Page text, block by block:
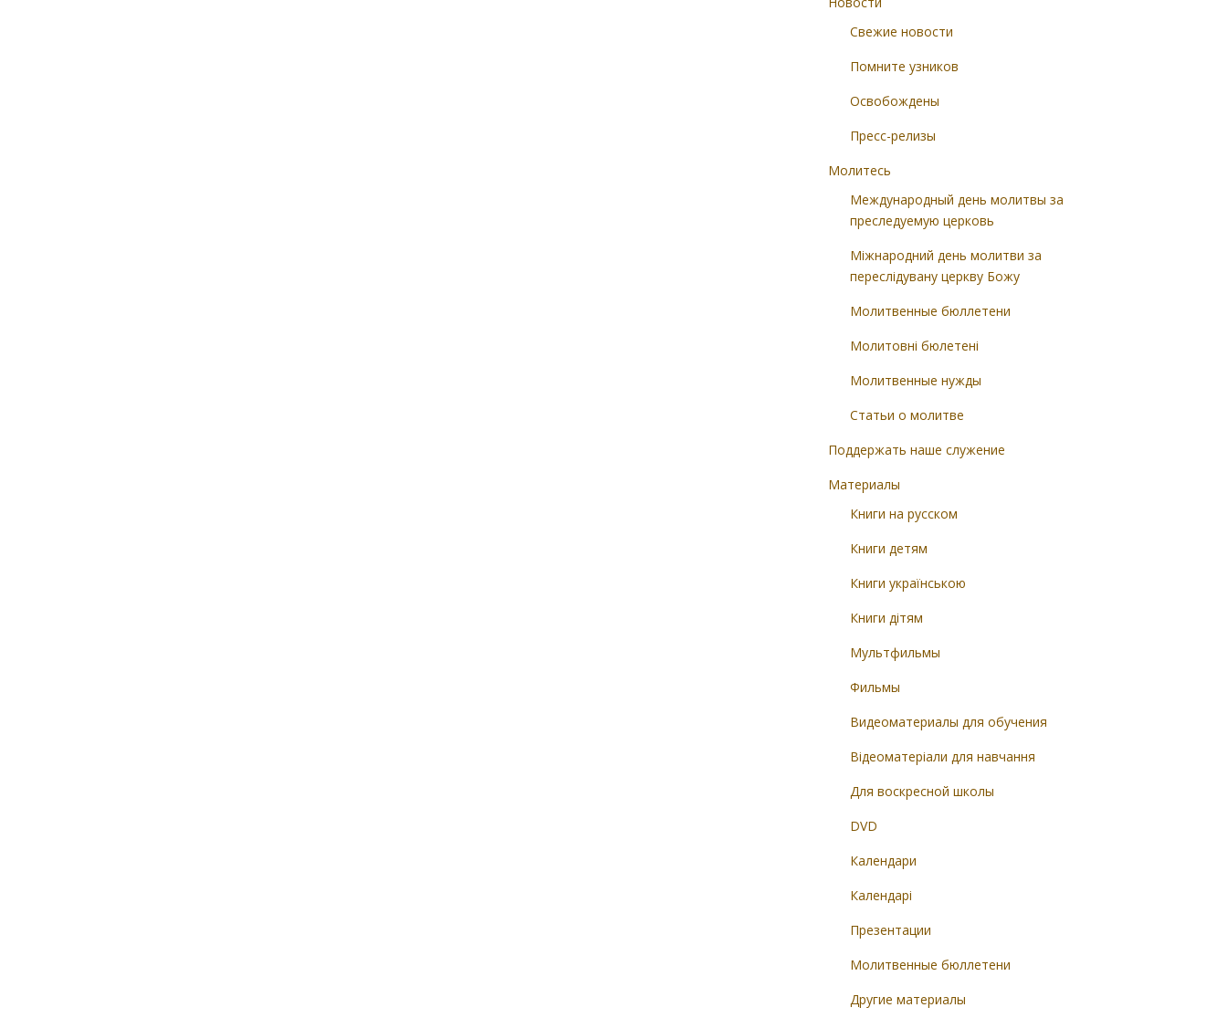
Свежие новости
Помните узников
Освобождены
Пресс-релизы
Молитесь
Международный день молитвы за
преследуемую церковь
Міжнародний день молитви за
переслідувану церкву Божу
Молитвенные бюллетени
Молитовні бюлетені
Молитвенные нужды
Статьи о молитве
Поддержать наше служение
Материалы
Книги на русском
Книги детям
Книги українською
Книги дітям
Мультфильмы
Фильмы
Видеоматериалы для обучения
Відеоматеріали для навчання
Для воскресной школы
DVD
Календари
Календарі
Презентации
Молитвенные бюллетени
Другие материалы